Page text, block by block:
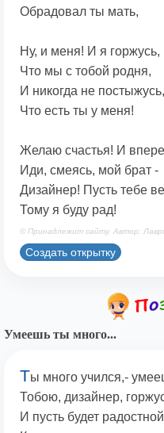
Обрадовал ты мать,
Ну, и меня! И я горжусь,
Что мы с тобой родня,
И никогда не постыжусь,
Что есть ты у меня!
Желаю счастья! И
Иди, смеясь, мой брат -
Дизайнер! Пусть тебе
Тому я буду рад!
© Принадлежит сайту. Автор:
Создать открытку
Умеешь ты много...
Ты много учился,-
Тобою, дизайнер,
И пусть будет